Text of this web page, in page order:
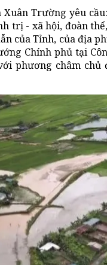
Trường yêu
trị - xã hội, đoàn
của Tỉnh, của địa
Chính phủ tại
phương châm